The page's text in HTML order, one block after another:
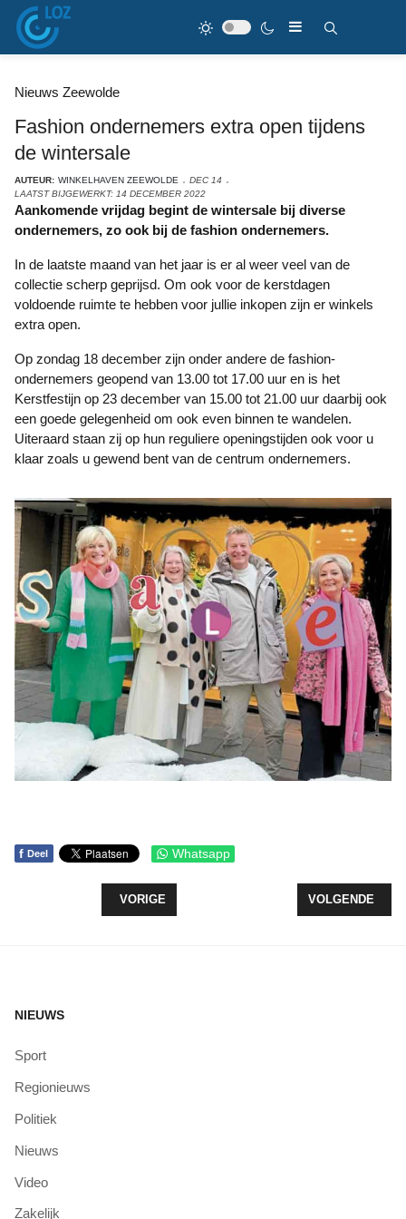
Nieuws Zeewolde
Fashion ondernemers extra open tijdens
de wintersale
AUTEUR: WINKELHAVEN ZEEWOLDE
DEC 14
LAATST BIJGEWERKT: 14 DECEMBER 2022
Aankomende vrijdag begint de wintersale bij diverse
ondernemers, zo ook bij de fashion ondernemers.
In de laatste maand van het jaar is er al weer veel van de
collectie scherp geprijsd. Om ook voor de kerstdagen
voldoende ruimte te hebben voor jullie inkopen zijn er winkels
extra open.
Op zondag 18 december zijn onder andere de fashion-
ondernemers geopend van 13.00 tot 17.00 uur en is het
Kerstfestijn op 23 december van 15.00 tot 21.00 uur daarbij ook
een goede gelegenheid om ook even binnen te wandelen.
Uiteraard staan zij op hun reguliere openingstijden ook voor u
klaar zoals u gewend bent van de centrum ondernemers.
f Deel Whatsapp
VORIG ARTIKEL: IJSPRET IN ZEEWOLDE
VORIGE VOLGENDE
VOLGENDE
NIEUWS
Sport
Regionieuws
Politiek
Nieuws
Video
Zakelijk